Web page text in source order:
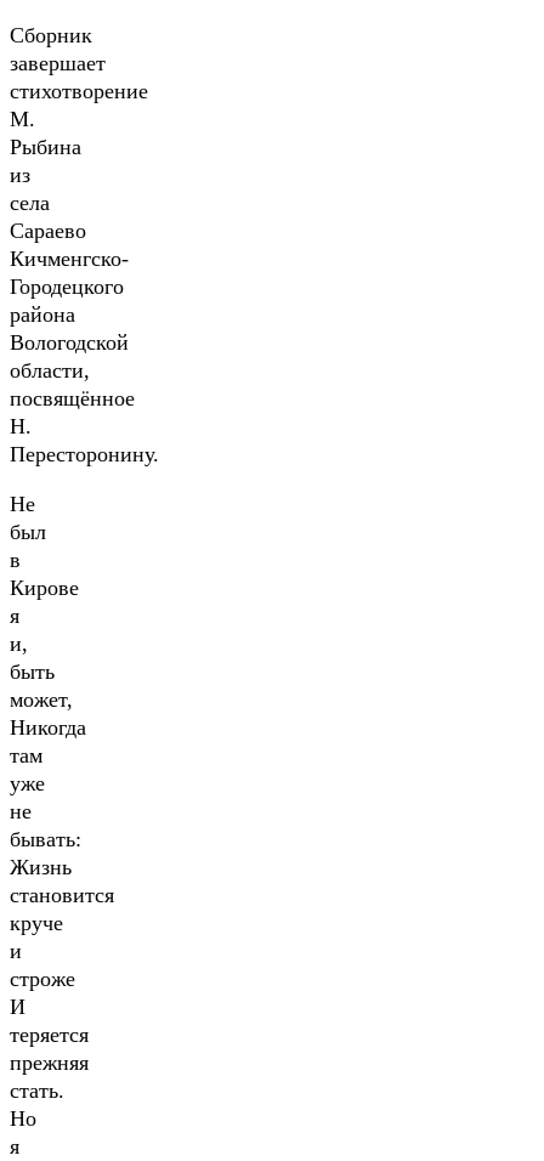
Сборник
завершает
стихотворение
М.
Рыбина
из
села
Сараево
Кичменгско-
Городецкого
района
Вологодской
области,
посвящённое
Н.
Пересторонину.
Не
был
в
Кирове
я
и,
быть
может,
Никогда
там
уже
не
бывать:
Жизнь
становится
круче
и
строже
И
теряется
прежняя
стать.
Но
я